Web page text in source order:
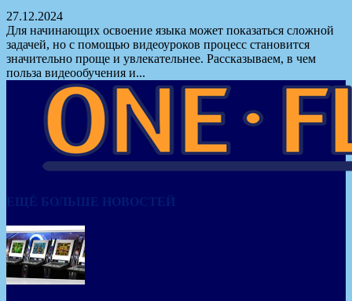
27.12.2024
Для начинающих освоение языка может показаться сложной
задачей, но с помощью видеоуроков процесс становится
значительно проще и увлекательнее. Рассказываем, в чем
польза видеообучения и...
ЕЩЁ БОЛЬШЕ НОВОСТЕЙ